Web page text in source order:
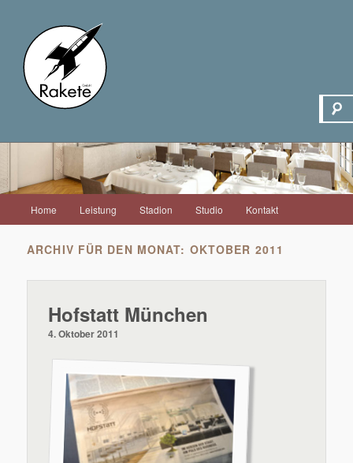
Zum
Inhalt
wechseln
Zum
sekundären
Inhalt
wechseln
Home Leistung Stadion Studio Kontakt
ARCHIV FÜR DEN MONAT: OKTOBER 2011
Hofstatt München
4. Oktober 2011